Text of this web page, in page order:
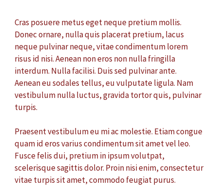
Cras posuere metus eget neque pretium mollis.
Donec ornare, nulla quis placerat pretium, lacus
neque pulvinar neque, vitae condimentum lorem
risus id nisi. Aenean non eros non nulla fringilla
interdum. Nulla facilisi. Duis sed pulvinar ante.
Aenean eu sodales tellus, eu vulputate ligula. Nam
vestibulum nulla luctus, gravida tortor quis, pulvinar
turpis.
Praesent vestibulum eu mi ac molestie. Etiam congue
quam id eros varius condimentum sit amet vel leo.
Fusce felis dui, pretium in ipsum volutpat,
scelerisque sagittis dolor. Proin nisi enim, consectetur
vitae turpis sit amet, commodo feugiat purus.